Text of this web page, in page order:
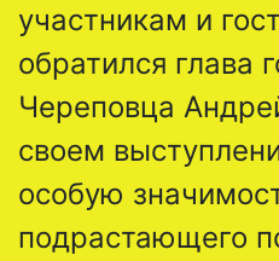
участникам и
обратился глава
Череповца
своем
особую
подрастающего